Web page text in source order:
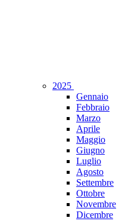
2025
Gennaio
Febbraio
Marzo
Aprile
Maggio
Giugno
Luglio
Agosto
Settembre
Ottobre
Novembre
Dicembre